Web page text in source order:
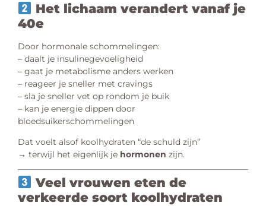
Het lichaam verandert vanaf je
40e
Door hormonale schommelingen:
– daalt je insulinegevoeligheid
– gaat je metabolisme anders werken
– reageer je sneller met cravings
– sla je sneller vet op rondom je buik
– kan je energie dippen door
bloedsuikerschommelingen
Dat voelt alsof koolhydraten “de schuld zijn”
→ terwijl het eigenlijk je hormonen zijn.
Veel vrouwen eten de
verkeerde soort koolhydraten